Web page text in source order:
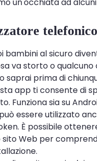
bambini al sicuro
va storto o
saprai prima di
app ti consente di
Funziona sia su
essere utilizzato
È possibile
sito Web per